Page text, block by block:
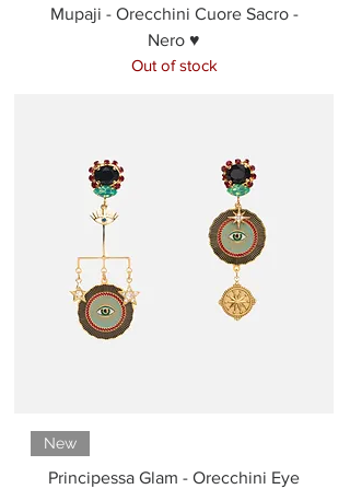
Mupaji - Orecchini Cuore Sacro -
Nero ♥
Out of stock
New
Principessa Glam - Orecchini Eye